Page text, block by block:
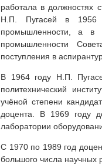
работала в должностях
Н.П. Пугасей в 1956
промышленности, а в
промышленности
поступления в
В 1964 году Н.П.
политехнический
учёной степени
доцента. В 1969 году
лаборатории
С 1970 по 1989 год
большого числа научных